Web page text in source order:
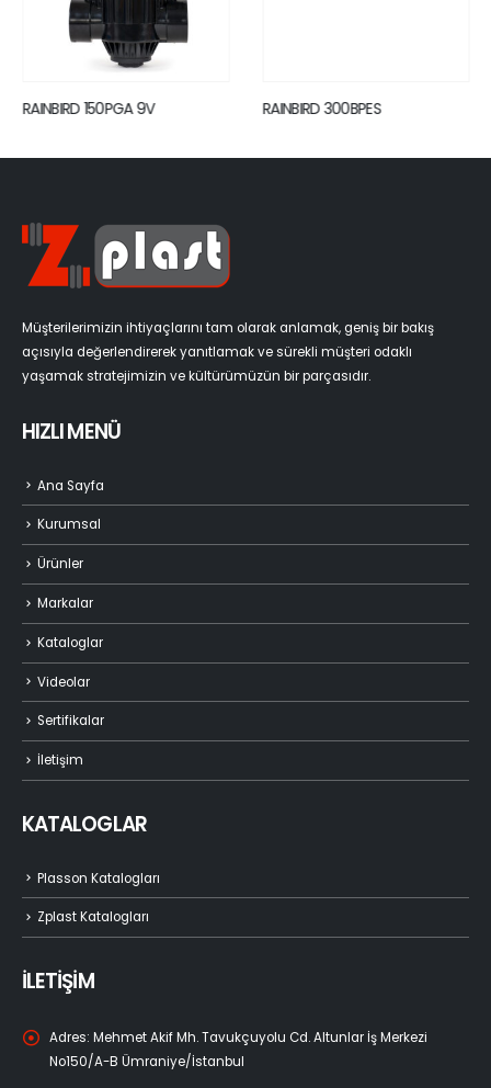
RAINBIRD 150PGA 9V RAINBIRD 300BPES
Müşterilerimizin ihtiyaçlarını tam olarak anlamak, geniş bir bakış
açısıyla değerlendirerek yanıtlamak ve sürekli müşteri odaklı
yaşamak stratejimizin ve kültürümüzün bir parçasıdır.
HIZLI MENÜ
Ana Sayfa
Kurumsal
Ürünler
Markalar
Kataloglar
Videolar
Sertifikalar
İletişim
KATALOGLAR
Plasson Katalogları
Zplast Katalogları
İLETİŞİM
Adres: Mehmet Akif Mh. Tavukçuyolu Cd. Altunlar İş Merkezi
No150/A-B Ümraniye/İstanbul